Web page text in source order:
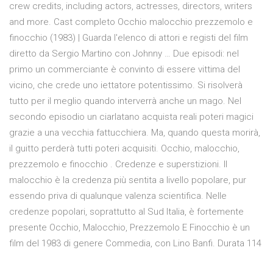
crew credits, including actors, actresses, directors, writers
and more. Cast completo Occhio malocchio prezzemolo e
finocchio (1983) | Guarda l'elenco di attori e registi del film
diretto da Sergio Martino con Johnny … Due episodi: nel
primo un commerciante è convinto di essere vittima del
vicino, che crede uno iettatore potentissimo. Si risolverà
tutto per il meglio quando interverrà anche un mago. Nel
secondo episodio un ciarlatano acquista reali poteri magici
grazie a una vecchia fattucchiera. Ma, quando questa morirà,
il guitto perderà tutti poteri acquisiti. Occhio, malocchio,
prezzemolo e finocchio . Credenze e superstizioni. Il
malocchio è la credenza più sentita a livello popolare, pur
essendo priva di qualunque valenza scientifica. Nelle
credenze popolari, soprattutto al Sud Italia, è fortemente
presente Occhio, Malocchio, Prezzemolo E Finocchio è un
film del 1983 di genere Commedia, con Lino Banfi. Durata 114